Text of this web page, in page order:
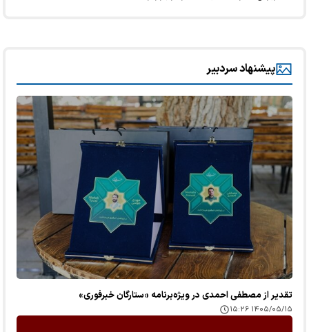
پیشنهاد سردبیر
تقدیر از مصطفی احمدی در ویژه‌برنامه «ستارگان خبرفوری»
۱۴۰۵/۰۵/۱۵ ۱۵:۲۶